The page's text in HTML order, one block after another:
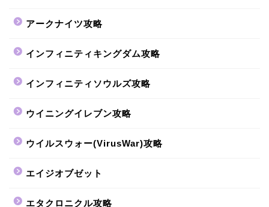
アークナイツ攻略
インフィニティキングダム攻略
インフィニティソウルズ攻略
ウイニングイレブン攻略
ウイルスウォー(VirusWar)攻略
エイジオブゼット
エタクロニクル攻略